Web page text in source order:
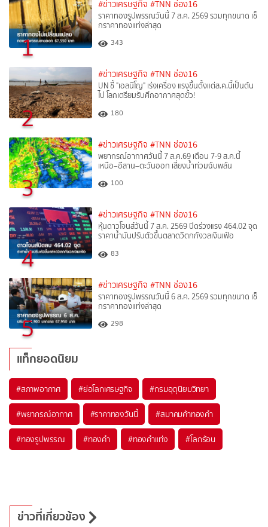
1
#ข่าวเศรษฐกิจ #TNN ช่อง16
ราคาทองรูปพรรณวันนี้ 7 ส.ค. 2569 รวมทุกขนาด เช็
กราคาทองแท่งล่าสุด
343
2
#ข่าวเศรษฐกิจ #TNN ช่อง16
UN ชี้ "เอลนีโญ" เร่งเครื่อง แรงขึ้นตั้งแต่ส.ค.นี้เป็นต้น
ไป โลกเตรียมรับศึกอากาศสุดขั้ว!
180
3
#ข่าวเศรษฐกิจ #TNN ช่อง16
พยากรณ์อากาศวันนี้ 7 ส.ค.69 เตือน 7-9 ส.ค.นี้
เหนือ–อีสาน–ตะวันออก เสี่ยงน้ำท่วมฉับพลัน
100
4
#ข่าวเศรษฐกิจ #TNN ช่อง16
หุ้นดาวโจนส์วันนี้ 7 ส.ค. 2569 ปิดร่วงแรง 464.02 จุด
ราคาน้ำมันปรับตัวขึ้นตลาดวิตกกังวลเงินเฟ้อ
83
5
#ข่าวเศรษฐกิจ #TNN ช่อง16
ราคาทองรูปพรรณวันนี้ 6 ส.ค. 2569 รวมทุกขนาด เช็
กราคาทองแท่งล่าสุด
298
แท็กยอดนิยม
#สภาพอากาศ #ย่อโลกเศรษฐกิจ #กรมอุตุนิยมวิทยา
#พยากรณ์อากาศ #ราคาทองวันนี้ #สมาคมค้าทองคำ
#ทองรูปพรรณ #ทองคำ #ทองคำแท่ง #โลกร้อน
ข่าวที่เกี่ยวข้อง